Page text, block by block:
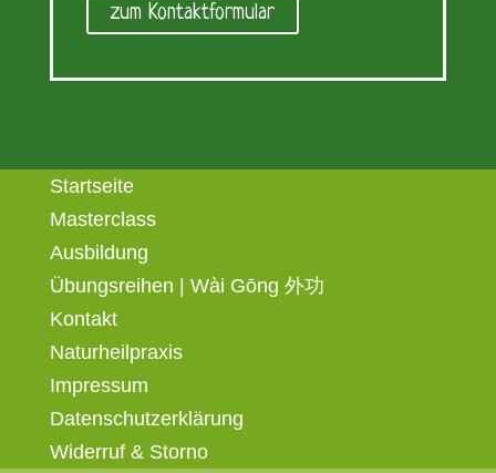
zum Kontaktformular
Startseite
Masterclass
Ausbildung
Übungsreihen | Wài Gōng 外功
Kontakt
Naturheilpraxis
Impressum
Datenschutzerklärung
Widerruf & Storno